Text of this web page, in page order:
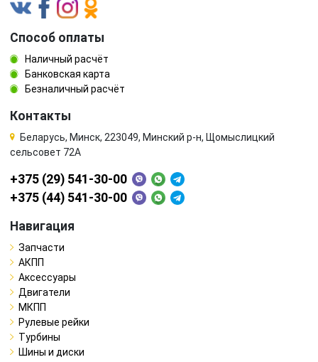
Способ оплаты
Наличный расчёт
Банковская карта
Безналичный расчёт
Контакты
Беларусь, Минск, 223049, Минский р-н, Щомыслицкий
сельсовет 72А
+375 (29) 541-30-00
+375 (44) 541-30-00
Навигация
Запчасти
АКПП
Аксессуары
Двигатели
МКПП
Рулевые рейки
Турбины
Шины и диски